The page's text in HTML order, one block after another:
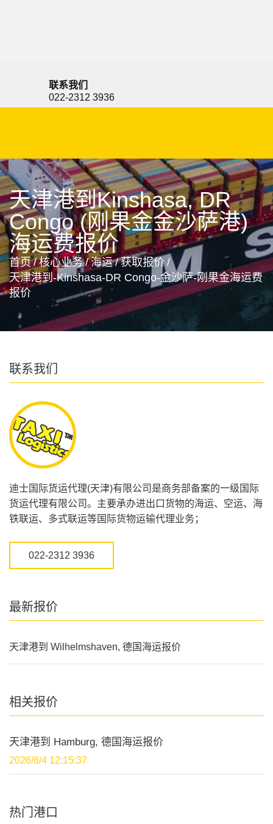
联系我们
022-2312 3936
天津港到Kinshasa, DR
Congo (刚果金金沙萨港)
海运费报价
首页 / 核心业务 / 海运 / 获取报价 /
天津港到-Kinshasa-DR Congo-金沙萨-刚果金海运费
报价
联系我们
迪士国际货运代理(天津)有限公司是商务部备案的一级国际
货运代理有限公司。主要承办进出口货物的海运、空运、海
铁联运、多式联运等国际货物运输代理业务；
022-2312 3936
最新报价
天津港到 Wilhelmshaven, 德国海运报价
相关报价
天津港到 Hamburg, 德国海运报价
2026/8/4 12:15:37
热门港口